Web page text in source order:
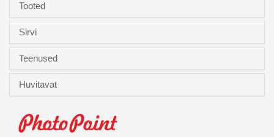
Tooted
Sirvi
Teenused
Huvitavat